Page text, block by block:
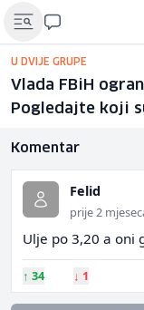
U DVIJE GRUPE
Vlada FBiH
Pogledajte koji
Komentar
Felid
prije 2
Ulje po 3,20 a oni
↑ 34 ↓ 1